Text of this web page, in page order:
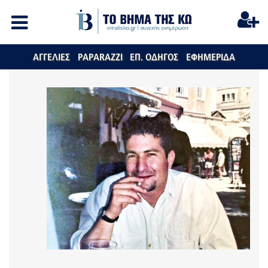
ΑΓΓΕΛΙΕΣ PAPARAZZI ΕΠ. ΟΔΗΓΟΣ ΕΦΗΜΕΡΙΔΑ